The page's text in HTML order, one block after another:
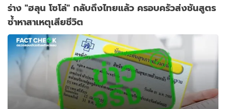
ร่าง "ฮลุน โซโล่" กลับถึงไทยแล้ว ครอบครัวส่งชันสูตร
ซ้ำหาสาเหตุเสียชีวิต